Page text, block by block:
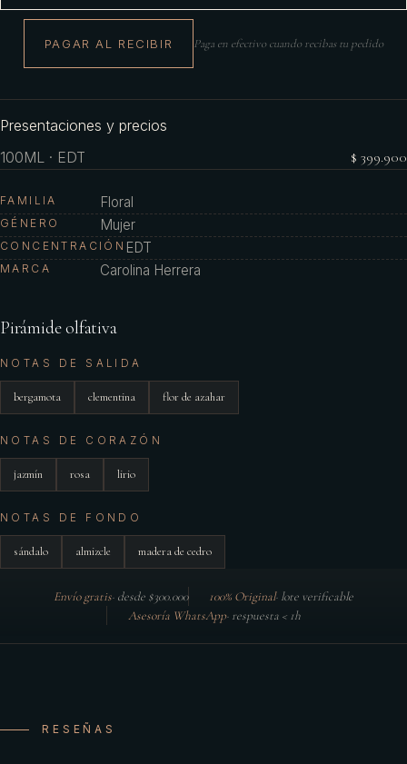
PAGAR AL RECIBIR Paga en efectivo cuando recibas tu pedido
Presentaciones y precios
100ML · EDT
$ 399.900
FAMILIA Floral
GÉNERO Mujer
CONCENTRACIÓN EDT
MARCA Carolina Herrera
Pirámide olfativa
NOTAS DE SALIDA
bergamota clementina flor de azahar
NOTAS DE CORAZÓN
jazmín rosa lirio
NOTAS DE FONDO
sándalo almizcle madera de cedro
Envío gratis· desde $300.000 100% Original· lote verificable
Asesoría WhatsApp· respuesta < 1h
RESEÑAS